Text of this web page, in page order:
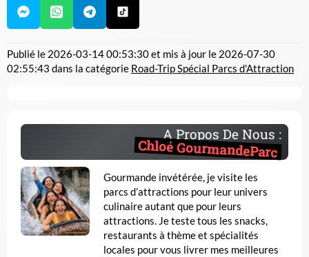
Publié le 2026-03-14 00:53:30et mis à jour le 2026-07-30
02:55:43 dans la catégorie Road-Trip Spécial Parcs d'Attraction
A Propos De Nous :
Chloé GourmandeParc
Gourmande invétérée, je visite les
parcs d’attractions pour leur univers
culinaire autant que pour leurs
attractions. Je teste tous les snacks,
restaurants à thème et spécialités
locales pour vous livrer mes meilleures